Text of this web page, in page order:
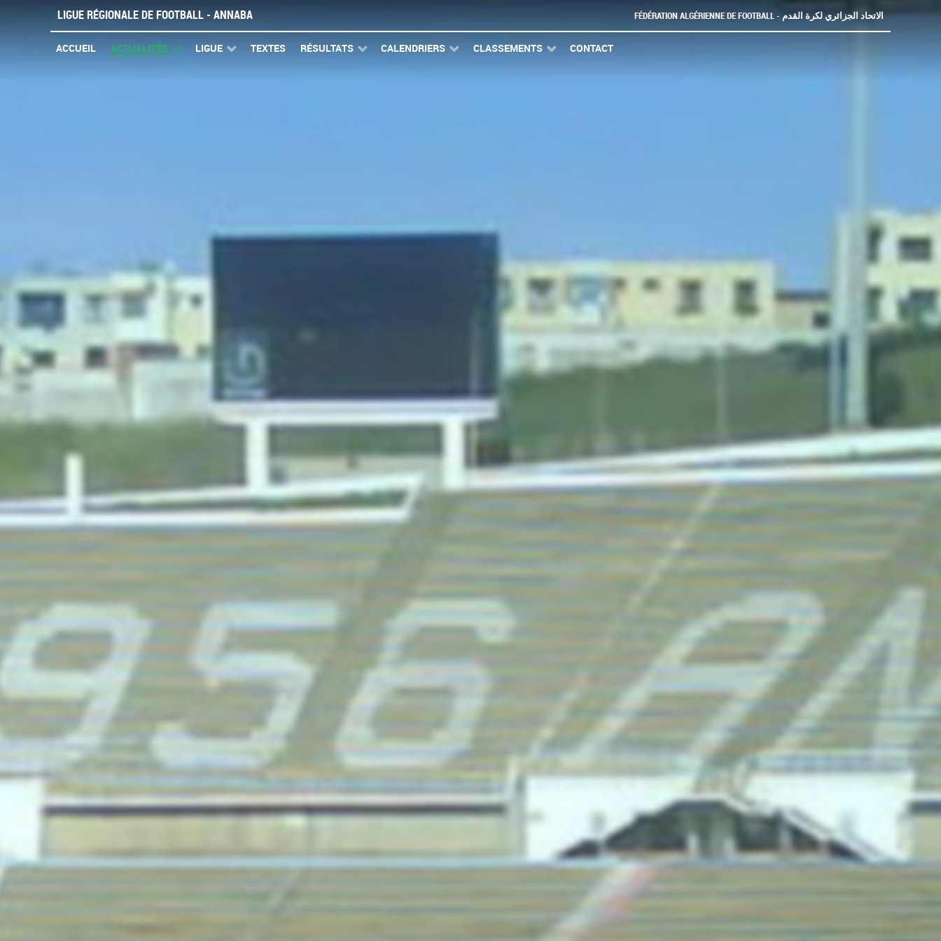
LIGUE RÉGIONALE DE FOOTBALL - ANNABA FÉDÉRATION ALGÉRIENNE DE FOOTBALL - الاتحاد الجزائري لكرة القدم
ACCUEIL ACTUALITÉS LIGUE TEXTES RÉSULTATS CALENDRIERS CLASSEMENTS CONTACT